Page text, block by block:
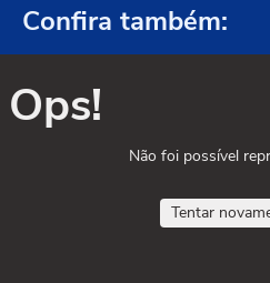
Confira também:
Ops!
Não foi possível
Tentar